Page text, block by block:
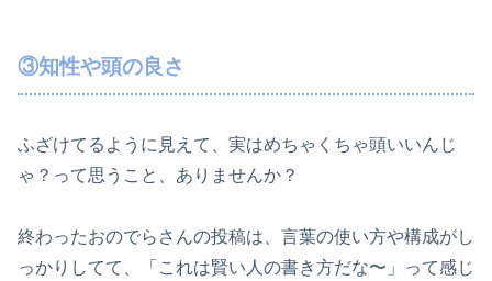
③知性や頭の良さ
ふざけてるように見えて、実はめちゃくちゃ頭いいんじ
ゃ？って思うこと、ありませんか？
終わったおのでらさんの投稿は、言葉の使い方や構成がし
っかりしてて、「これは賢い人の書き方だな〜」って感じ